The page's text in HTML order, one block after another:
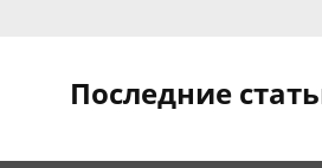
Последние